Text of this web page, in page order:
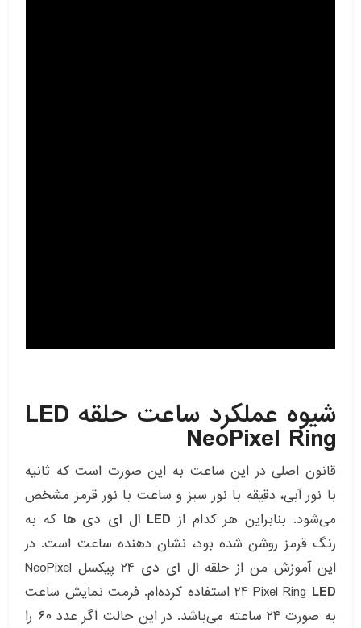
شیوه عملکرد ساعت حلقه LED
NeoPixel Ring
قانون اصلی در این ساعت به این صورت است که ثانیه
با نور آبی، دقیقه با نور سبز و ساعت با نور قرمز مشخص
می‌شود. بنابراین هر کدام از LED ال ای دی ها که به
رنگ قرمز روشن شده بود، نشان دهنده ساعت است. در
این آموزش من از حلقهال ای دی
۲۴ پیکسل NeoPixel
24 Pixel Ring LED
استفاده کرده‌ام. فرمت نمایش ساعت
به صورت ۲۴ ساعته می‌باشد. در این حالت اگر عدد ۶۰ را